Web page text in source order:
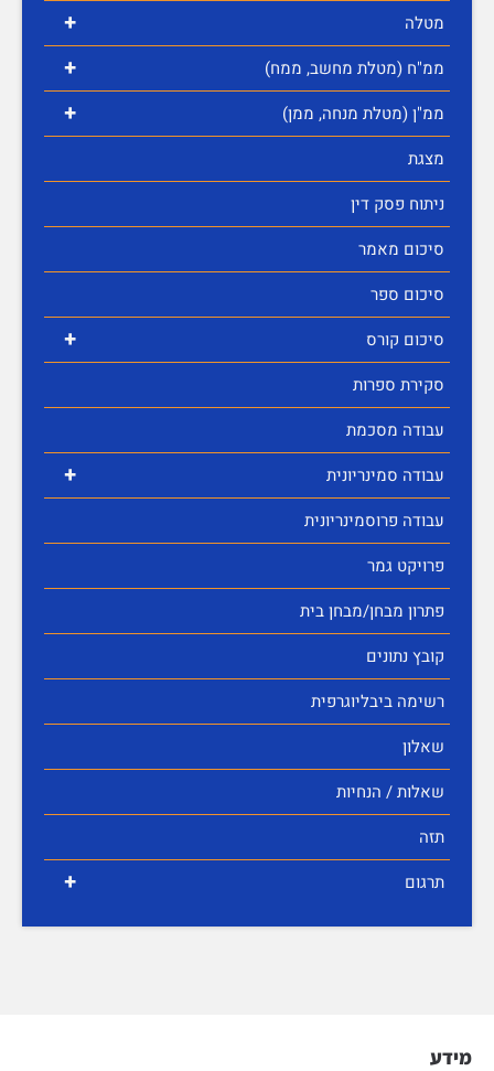
+ מטלה
+ ממ"ח (מטלת מחשב, ממח)
+
ממ"ן (מטלת מנחה, ממן)
מצגת
ניתוח פסק דין
סיכום מאמר
סיכום ספר
+
סיכום קורס
סקירת ספרות
עבודה מסכמת
+
עבודה סמינריונית
עבודה פרוסמינריונית
פרויקט גמר
פתרון מבחן/מבחן בית
קובץ נתונים
רשימה ביבליוגרפית
שאלון
שאלות / הנחיות
תזה
+ תרגום
מידע